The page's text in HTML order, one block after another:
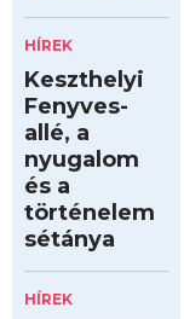
HÍREK
Keszthelyi
Fenyves-
allé, a
nyugalom
és a
történelem
sétánya
HÍREK